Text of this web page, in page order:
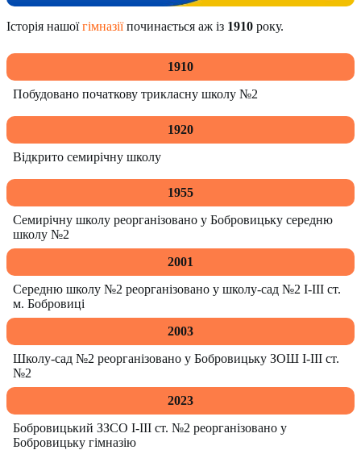
Історія нашоїгімназіїпочинається аж із 1910 року.
1910
Побудовано початкову трикласну школу №2
1920
Відкрито семирічну школу
1955
Семирічну школу реорганізовано у Бобровицьку середню
школу №2
2001
Середню школу №2 реорганізовано у школу-сад №2 І-ІІІ ст.
м. Бобровиці
2003
Школу-сад №2 реорганізовано у Бобровицьку ЗОШ І-ІІІ ст.
№2
2023
Бобровицький ЗЗСО І-ІІІ ст. №2 реорганізовано у
Бобровицьку гімназію